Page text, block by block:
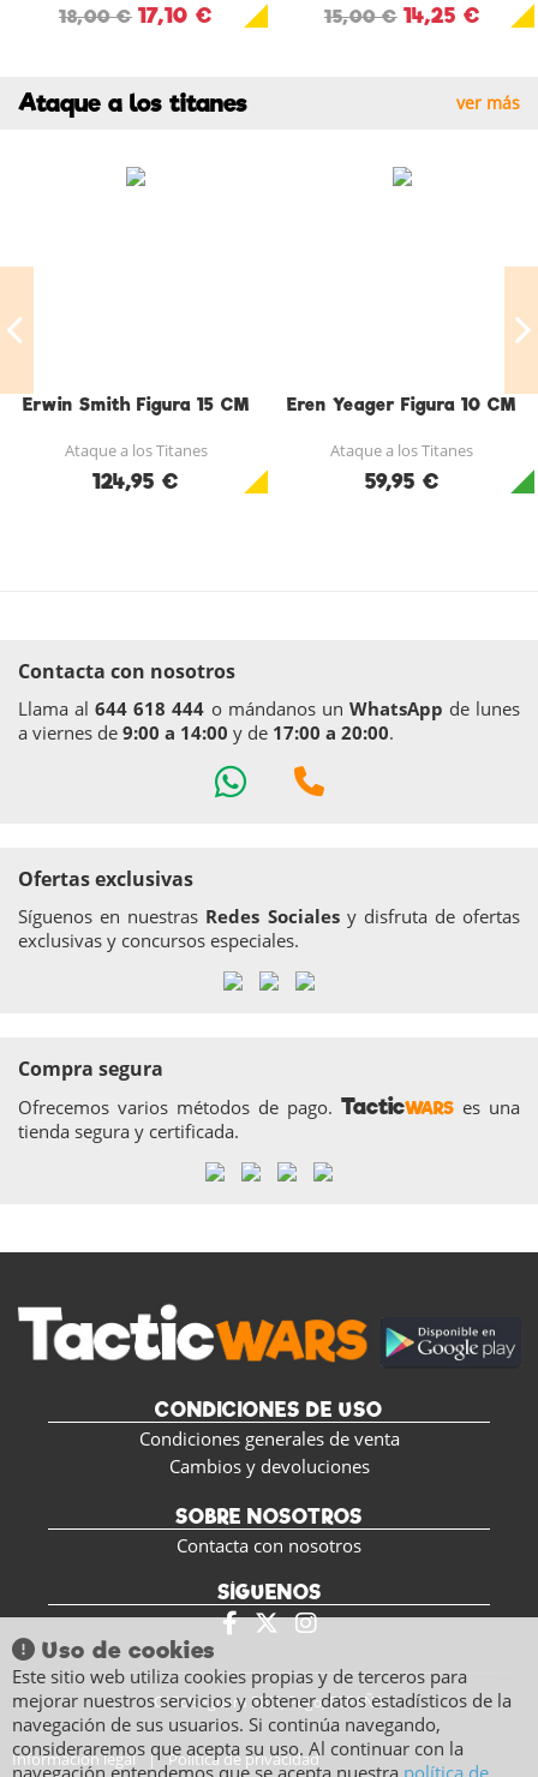
18,00 € 17,10 €
15,00 € 14,25 €
Ataque a los titanes ver más
Erwin Smith Figura 15 CM
Ataque a los Titanes
124,95 €
Eren Yeager Figura 10 CM
Ataque a los Titanes
59,95 €
Contacta con nosotros
Llama al644 618 444 o mándanos un WhatsApp de lunes
a viernes de 9:00 a 14:00 y de 17:00 a 20:00.
Ofertas exclusivas
Síguenos en nuestras Redes Socialesy disfruta de ofertas
exclusivas y concursos especiales.
Compra segura
Ofrecemos varios métodos de pago. TacticWARS es una
tienda segura y certificada.
Uso de cookies
Este sitio web utiliza cookies propias y de terceros para
mejorar nuestros servicios y obtener datos estadísticos de la
navegación de sus usuarios. Si continúa navegando,
consideraremos que acepta su uso. Al continuar con la
navegación entendemos que se acepta nuestra política de
CONDICIONES DE USO
Condiciones generales de venta
Cambios y devoluciones
SOBRE NOSOTROS
Contacta con nosotros
SÍGUENOS
C/ Polseguera 5BIS, Pego, ESPAÑA
Información legal | Política de privacidad